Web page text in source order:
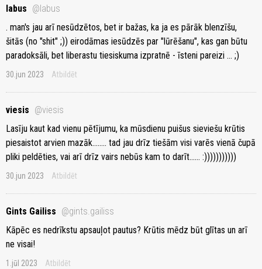
labus @labus
. man's jau arī nesūdzētos, bet ir bažas, ka ja es pārāk blenzīšu,
šitās (no "shit" ;)) eirodāmas iesūdzēs par "lūrēšanu", kas gan būtu
paradoksāli, bet liberastu tiesiskuma izpratnē - īsteni pareizi ... ;)
30.jun 2023 Atbildēt
viesis @viesis
Lasīju kaut kad vienu pētījumu, ka mūsdienu puišus sieviešu krūtis
piesaistot arvien mazāk........ tad jau drīz tiešām visi varēs vienā čupā
pliki peldēties, vai arī drīz vairs nebūs kam to darīt...... :)))))))))))
30.jun 2023 Atbildēt
Gints Gailiss @gints.gailiss
Kāpēc es nedrīkstu apsauļot pautus? Krūtis mēdz būt glītas un arī
ne visai!
1.jūl 2023 Atbildēt